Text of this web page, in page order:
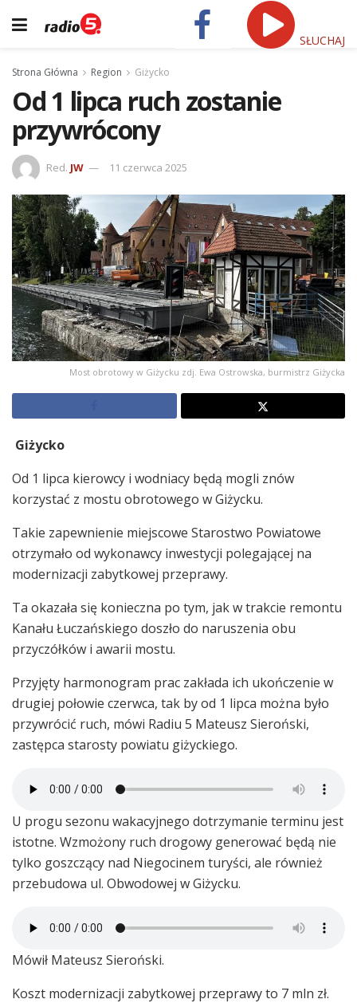
SŁUCHAJ
Strona Główna Region Giżycko
Od 1 lipca ruch zostanie
przywrócony
Red. JW 11 czerwca 2025
Most obrotowy w Giżycku zdj. Ewa Ostrowska, burmistrz Giżycka
Giżycko
Od 1 lipca kierowcy i wodniacy będą mogli znów
korzystać z mostu obrotowego w Giżycku.
Takie zapewnienie miejscowe Starostwo Powiatowe
otrzymało od wykonawcy inwestycji polegającej na
modernizacji zabytkowej przeprawy.
Ta okazała się konieczna po tym, jak w trakcie remontu
Kanału Łuczańskiego doszło do naruszenia obu
przyczółków i awarii mostu.
Przyjęty harmonogram prac zakłada ich ukończenie w
drugiej połowie czerwca, tak by od 1 lipca można było
przywrócić ruch, mówi Radiu 5 Mateusz Sieroński,
zastępca starosty powiatu giżyckiego.
U progu sezonu wakacyjnego dotrzymanie terminu jest
istotne. Wzmożony ruch drogowy generować będą nie
tylko goszczący nad Niegocinem turyści, ale również
przebudowa ul. Obwodowej w Giżycku.
Mówił Mateusz Sieroński.
Koszt modernizacji zabytkowej przeprawy to 7 mln zł.